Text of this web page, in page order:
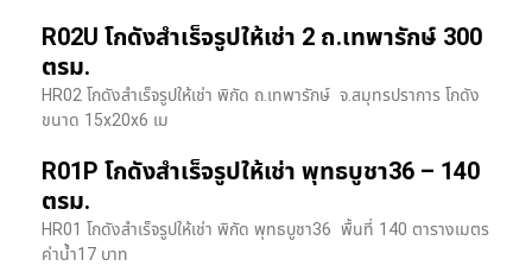
R02U โกดังสำเร็จรูปให้เช่า 2 ถ.เทพารักษ์ 300
ตรม.
HR02 โกดังสำเร็จรูปให้เช่า พิกัด ถ.เทพารักษ์ จ.สมุทรปราการ โกดัง
ขนาด 15x20x6 เม
R01P โกดังสำเร็จรูปให้เช่า พุทธบูชา36 – 140
ตรม.
HR01 โกดังสำเร็จรูปให้เช่า พิกัด พุทธบูชา36 พื้นที่ 140 ตารางเมตร
ค่าน้ำ17 บาท